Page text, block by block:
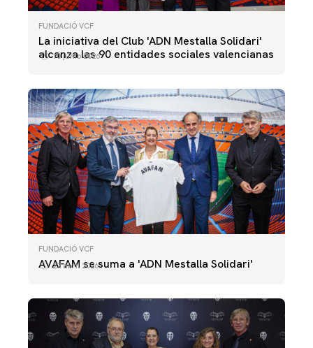
FUNDACIÓ VCF
La iniciativa del Club 'ADN Mestalla Solidari'
alcanza las 90 entidades sociales valencianas
10 junio 2026
FUNDACIÓ VCF
AVAFAM se suma a 'ADN Mestalla Solidari'
27 abril 2026